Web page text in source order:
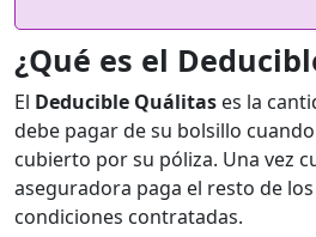
¿Qué es el
El Deducible Quálitas es la
debe pagar de su bolsillo
cubierto por su póliza. Una vez
aseguradora paga el resto de
condiciones contratadas.